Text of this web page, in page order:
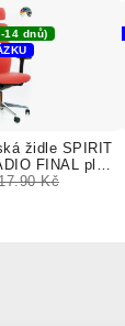
židle SPIRIT
FINAL plně
14 dnů)
Kč